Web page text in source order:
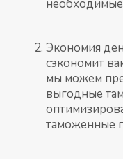
Экономия
сэкономит
мы можем
выгодные
таможенные